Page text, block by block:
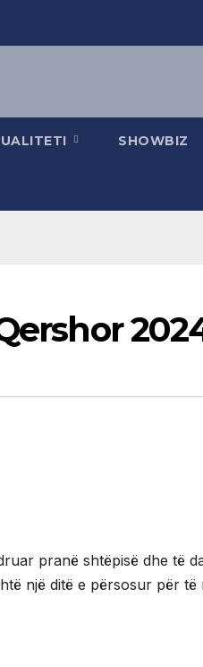
SHOWBIZ
pranë shtëpisë dhe të
një ditë e përsosur për